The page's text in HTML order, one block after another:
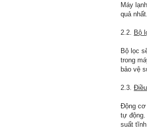
Máy
quả nhất.
2.2. Bộ
Bộ lọc
trong
bảo vệ
2.3.
Động cơ
tự động.
suất